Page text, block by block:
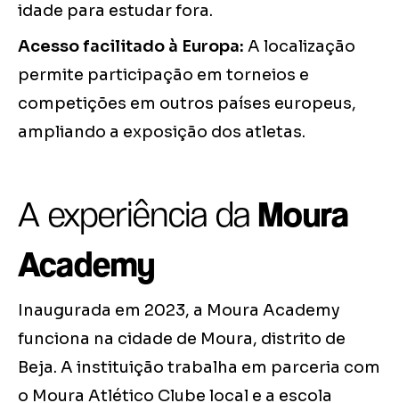
idade para estudar fora.
Acesso facilitado à Europa: A localização
permite participação em torneios e
competições em outros países europeus,
ampliando a exposição dos atletas.
A experiência da Moura
Academy
Inaugurada em 2023, a Moura Academy
funciona na cidade de Moura, distrito de
Beja. A instituição trabalha em parceria com
o Moura Atlético Clube local e a escola